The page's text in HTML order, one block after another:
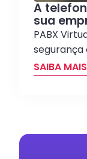
A
sua
PABX
SAIBA MAIS